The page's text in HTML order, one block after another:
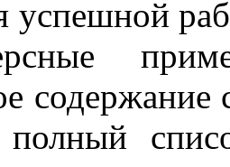
успешной
содержание
полный